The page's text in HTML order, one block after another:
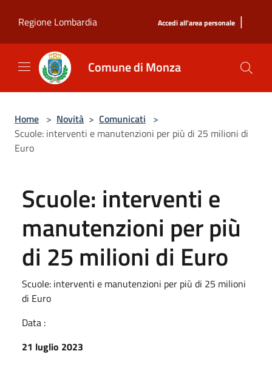
Regione Lombardia
Accedi all'area personale |
Comune di Monza
Home > Novità > Comunicati >
Scuole: interventi e manutenzioni per più di 25 milioni di
Euro
Scuole: interventi e
manutenzioni per più
di 25 milioni di Euro
Scuole: interventi e manutenzioni per più di 25 milioni
di Euro
Data :
21 luglio 2023